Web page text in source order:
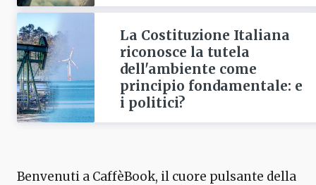
La Costituzione Italiana
riconosce la tutela
dell'ambiente come
principio fondamentale: e
i politici?
Benvenuti a CaffèBook, il cuore pulsante della